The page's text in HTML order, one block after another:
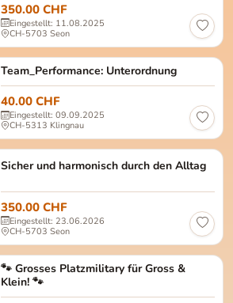
350.00 CHF
Eingestellt: 11.08.2025
CH-5703 Seon
Team_Performance: Unterordnung
40.00 CHF
Eingestellt: 09.09.2025
CH-5313 Klingnau
Sicher und harmonisch durch den Alltag
350.00 CHF
Eingestellt: 23.06.2026
CH-5703 Seon
🐾 Grosses Platzmilitary für Gross &
Klein! 🐾